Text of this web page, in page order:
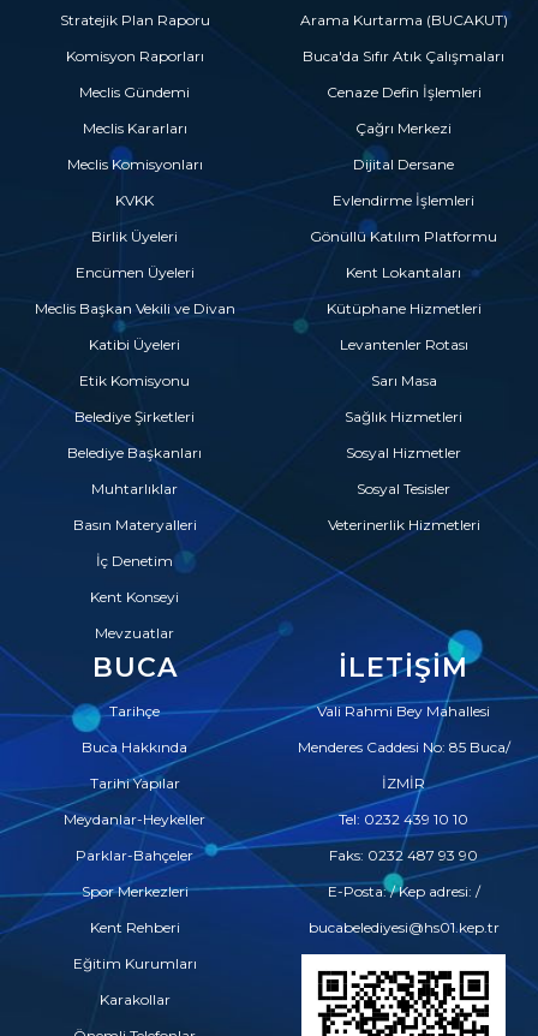
Stratejik Plan Raporu
Komisyon Raporları
Meclis Gündemi
Meclis Kararları
Meclis Komisyonları
KVKK
Birlik Üyeleri
Encümen Üyeleri
Meclis Başkan Vekili ve Divan
Katibi Üyeleri
Etik Komisyonu
Belediye Şirketleri
Belediye Başkanları
Muhtarlıklar
Basın Materyalleri
İç Denetim
Kent Konseyi
Mevzuatlar
Arama Kurtarma (BUCAKUT)
Buca'da Sıfır Atık Çalışmaları
Cenaze Defin İşlemleri
Çağrı Merkezi
Dijital Dersane
Evlendirme İşlemleri
Gönüllü Katılım Platformu
Kent Lokantaları
Kütüphane Hizmetleri
Levantenler Rotası
Sarı Masa
Sağlık Hizmetleri
Sosyal Hizmetler
Sosyal Tesisler
Veterinerlik Hizmetleri
BUCA
Tarihçe
Buca Hakkında
Tarihi Yapılar
Meydanlar-Heykeller
Parklar-Bahçeler
Spor Merkezleri
Kent Rehberi
Eğitim Kurumları
Karakollar
İLETIŞIM
Vali Rahmi Bey Mahallesi
Menderes Caddesi No: 85 Buca/
İZMİR
Tel: 0232 439 10 10
Faks: 0232 487 93 90
E-Posta: / Kep adresi: /
bucabelediyesi@hs01.kep.tr